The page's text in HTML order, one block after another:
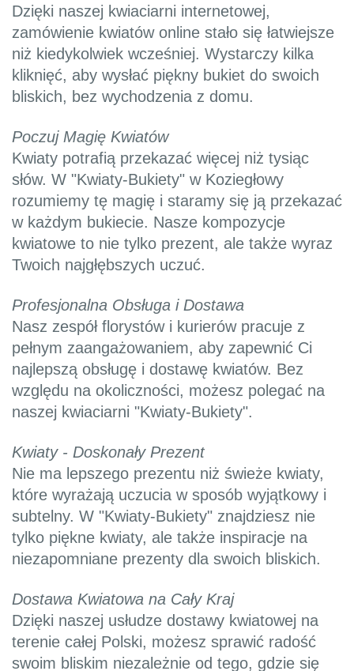
Dzięki naszej kwiaciarni internetowej,
zamówienie kwiatów online stało się łatwiejsze
niż kiedykolwiek wcześniej. Wystarczy kilka
kliknięć, aby wysłać piękny bukiet do swoich
bliskich, bez wychodzenia z domu.
Poczuj Magię Kwiatów
Kwiaty potrafią przekazać więcej niż tysiąc
słów. W "Kwiaty-Bukiety" w Koziegłowy
rozumiemy tę magię i staramy się ją przekazać
w każdym bukiecie. Nasze kompozycje
kwiatowe to nie tylko prezent, ale także wyraz
Twoich najgłębszych uczuć.
Profesjonalna Obsługa i Dostawa
Nasz zespół florystów i kurierów pracuje z
pełnym zaangażowaniem, aby zapewnić Ci
najlepszą obsługę i dostawę kwiatów. Bez
względu na okoliczności, możesz polegać na
naszej kwiaciarni "Kwiaty-Bukiety".
Kwiaty - Doskonały Prezent
Nie ma lepszego prezentu niż świeże kwiaty,
które wyrażają uczucia w sposób wyjątkowy i
subtelny. W "Kwiaty-Bukiety" znajdziesz nie
tylko piękne kwiaty, ale także inspiracje na
niezapomniane prezenty dla swoich bliskich.
Dostawa Kwiatowa na Cały Kraj
Dzięki naszej usłudze dostawy kwiatowej na
terenie całej Polski, możesz sprawić radość
swoim bliskim niezależnie od tego, gdzie się